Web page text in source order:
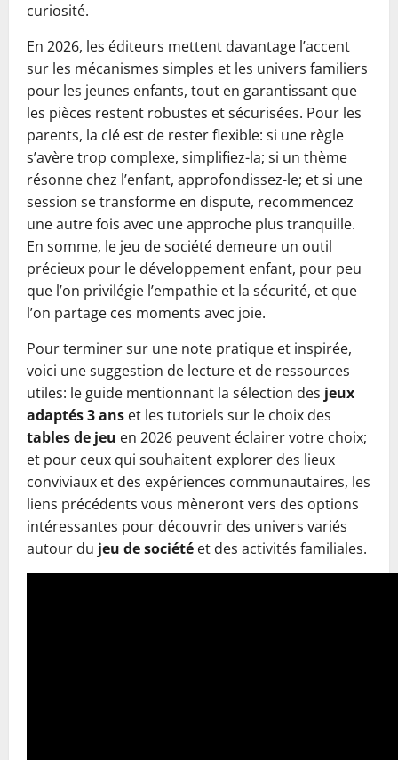
curiosité.
En 2026, les éditeurs mettent davantage l’accent
sur les mécanismes simples et les univers familiers
pour les jeunes enfants, tout en garantissant que
les pièces restent robustes et sécurisées. Pour les
parents, la clé est de rester flexible: si une règle
s’avère trop complexe, simplifiez-la; si un thème
résonne chez l’enfant, approfondissez-le; et si une
session se transforme en dispute, recommencez
une autre fois avec une approche plus tranquille.
En somme, le jeu de société demeure un outil
précieux pour le développement enfant, pour peu
que l’on privilégie l’empathie et la sécurité, et que
l’on partage ces moments avec joie.
Pour terminer sur une note pratique et inspirée,
voici une suggestion de lecture et de ressources
utiles: le guide mentionnant la sélection des jeux
adaptés 3 ans et les tutoriels sur le choix des
tables de jeu en 2026 peuvent éclairer votre choix;
et pour ceux qui souhaitent explorer des lieux
conviviaux et des expériences communautaires, les
liens précédents vous mèneront vers des options
intéressantes pour découvrir des univers variés
autour du jeu de société et des activités familiales.